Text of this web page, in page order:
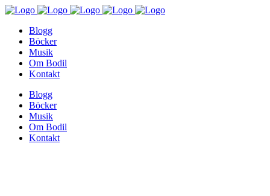
Blogg
Böcker
Musik
Om Bodil
Kontakt
Blogg
Böcker
Musik
Om Bodil
Kontakt